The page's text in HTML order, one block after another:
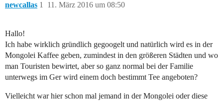
newcallas 11. März 2016 um 08:50
1
Hallo!
Ich habe wirklich gründlich gegoogelt und natürlich wird es in der
Mongolei Kaffee geben, zumindest in den größeren Städten und wo
man Touristen bewirtet, aber so ganz normal bei der Familie
unterwegs im Ger wird einem doch bestimmt Tee angeboten?
Vielleicht war hier schon mal jemand in der Mongolei oder diese